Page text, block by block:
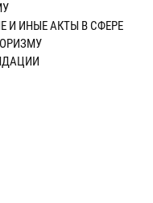
И ИНЫЕ АКТЫ В СФЕРЕ